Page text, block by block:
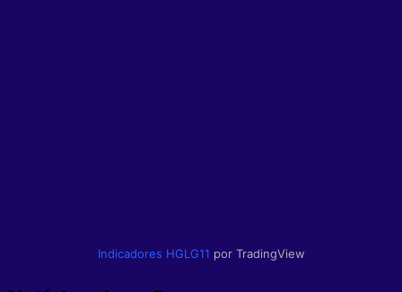
Indicadores HGLG11 por TradingView